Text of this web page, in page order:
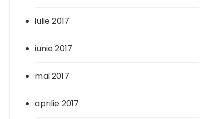
iulie 2017
iunie 2017
mai 2017
aprilie 2017